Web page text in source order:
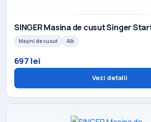
SINGER Masina de cusut Singer
Mașini de cusut Alb
697 lei
Vezi detalii